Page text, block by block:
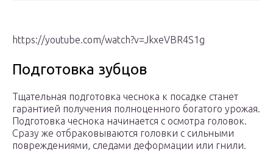
https://youtube.com/watch?v=JkxeVBR4S1g
Подготовка зубцов
Тщательная подготовка чеснока к посадке станет
гарантией получения полноценного богатого урожая.
Подготовка чеснока начинается с осмотра головок.
Сразу же отбраковываются головки с сильными
повреждениями, следами деформации или гнили.